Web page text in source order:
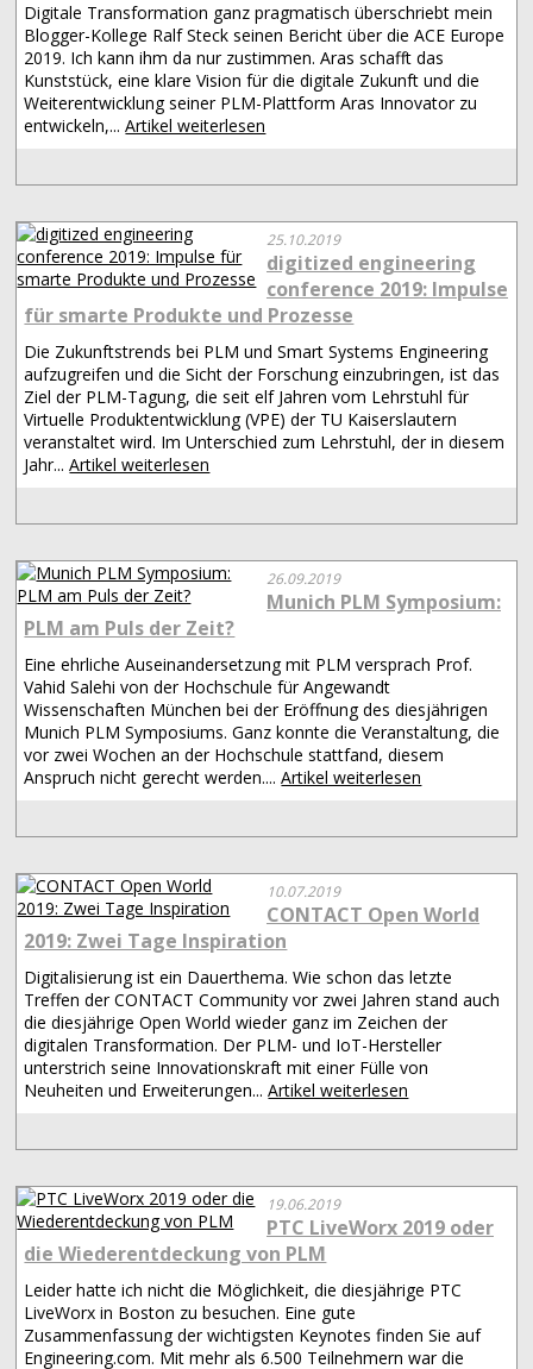
Digitale Transformation ganz pragmatisch überschriebt mein
Blogger-Kollege Ralf Steck seinen Bericht über die ACE Europe
2019. Ich kann ihm da nur zustimmen. Aras schafft das
Kunststück, eine klare Vision für die digitale Zukunft und die
Weiterentwicklung seiner PLM-Plattform Aras Innovator zu
entwickeln,...Artikel weiterlesen
25.10.2019
digitized engineering
conference 2019: Impulse
für smarte Produkte und Prozesse
Die Zukunftstrends bei PLM und Smart Systems Engineering
aufzugreifen und die Sicht der Forschung einzubringen, ist das
Ziel der PLM-Tagung, die seit elf Jahren vom Lehrstuhl für
Virtuelle Produktentwicklung (VPE) der TU Kaiserslautern
veranstaltet wird. Im Unterschied zum Lehrstuhl, der in diesem
Jahr...Artikel weiterlesen
26.09.2019
Munich PLM Symposium:
PLM am Puls der Zeit?
Eine ehrliche Auseinandersetzung mit PLM versprach Prof.
Vahid Salehi von der Hochschule für Angewandt
Wissenschaften München bei der Eröffnung des diesjährigen
Munich PLM Symposiums. Ganz konnte die Veranstaltung, die
vor zwei Wochen an der Hochschule stattfand, diesem
Anspruch nicht gerecht werden....Artikel weiterlesen
10.07.2019
CONTACT Open World
2019: Zwei Tage Inspiration
Digitalisierung ist ein Dauerthema. Wie schon das letzte
Treffen der CONTACT Community vor zwei Jahren stand auch
die diesjährige Open World wieder ganz im Zeichen der
digitalen Transformation. Der PLM- und IoT-Hersteller
unterstrich seine Innovationskraft mit einer Fülle von
Neuheiten und Erweiterungen...Artikel weiterlesen
19.06.2019
PTC LiveWorx 2019 oder
die Wiederentdeckung von PLM
Leider hatte ich nicht die Möglichkeit, die diesjährige PTC
LiveWorx in Boston zu besuchen. Eine gute
Zusammenfassung der wichtigsten Keynotes finden Sie auf
Engineering.com. Mit mehr als 6.500 Teilnehmern war die